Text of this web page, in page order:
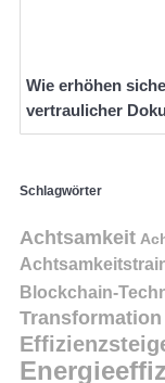
Wie erhöhen
vertraulicher
Schlagwörter
Achtsamkeit
Blockchain-
Transformation